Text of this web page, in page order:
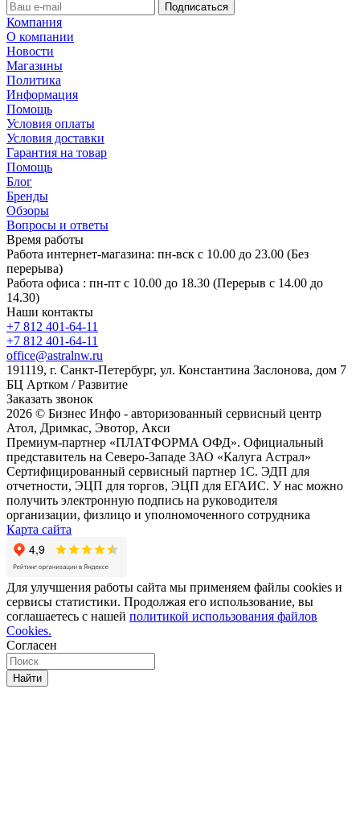
Компания
О компании
Новости
Магазины
Политика
Информация
Помощь
Условия оплаты
Условия доставки
Гарантия на товар
Помощь
Блог
Бренды
Обзоры
Вопросы и ответы
Время работы
Работа интернет-магазина: пн-вск с 10.00 до 23.00 (Без
перерыва)
Работа офиса : пн-пт с 10.00 до 18.30 (Перерыв с 14.00 до
14.30)
Наши контакты
+7 812 401-64-11
+7 812 401-64-11
office@astralnw.ru
191119, г. Санкт-Петербург, ул. Константина Заслонова, дом 7
БЦ Артком / Развитие
Заказать звонок
2026 © Бизнес Инфо - авторизованный сервисный центр
Атол, Дримкас, Эвотор, Акси
Премиум-партнер «ПЛАТФОРМА ОФД». Официальный
представитель на Северо-Западе ЗАО «Калуга Астрал»
Сертифицированный сервисный партнер 1C. ЭДП для
отчетности, ЭЦП для торгов, ЭЦП для ЕГАИС. У нас можно
получить электронную подпись на руководителя
организации, физлицо и уполномоченного сотрудника
Карта сайта
Для улучшения работы сайта мы применяем файлы cookies и
сервисы статистики. Продолжая его использование, вы
соглашаетесь с нашей политикой использования файлов
Cookies.
Согласен
Найти